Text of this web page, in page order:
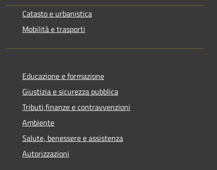
Catasto e urbanistica
Mobilità e trasporti
Educazione e formazione
Giustizia e sicurezza pubblica
Tributi,finanze e contravvenzioni
Ambiente
Salute, benessere e assistenza
Autorizzazioni